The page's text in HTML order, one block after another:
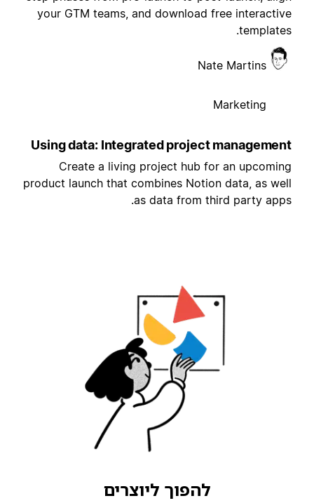
your GTM teams, and download free
Nate Martins
Marketing
Using data: Integrated project
Create a living project hub for an
product launch that combines Notion data, as
as data from third party
להפוך ליוצרים